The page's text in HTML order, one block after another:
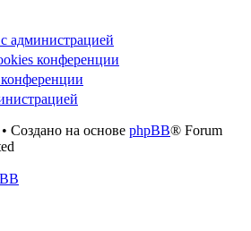
с администрацией
конференции
• Создано на основе phpBB® Forum